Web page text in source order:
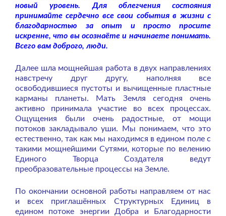
новый уровень. Для облегчения состояния
принимайте сердечно все свои события в жизни с
благодарностью за опыт и просто просите
искренне, что вы осознаёте и начинаете понимать.
Всего вам доброго, люди.
Далее шла мощнейшая работа в двух направлениях
навстречу друг другу, наполняя все
освободившиеся пустоты и вычищенные пластные
карманы планеты. Мать Земля сегодня очень
активно принимала участие во всех процессах.
Ощущения были очень радостные, от мощи
потоков закладывало уши. Мы понимаем, что это
естественно, так как мы находимся в едином поле с
такими мощнейшими Сутями, которые по велению
Единого Творца Создателя ведут
преобразовательные процессы на Земле.
По окончании основной работы направляем от нас
и всех приглашённых Структурных Единиц в
едином потоке энергии Добра и Благодарности